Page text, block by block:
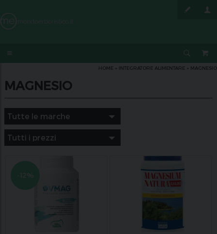
HOME » INTEGRATORE ALIMENTARE » MAGNESIO
MAGNESIO